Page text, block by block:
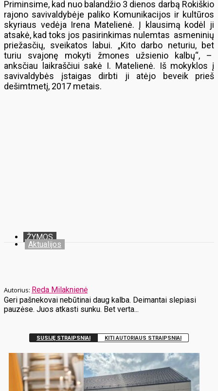
Priminsime, kad nuo balandžio 3 dienos darbą Rokiškio
rajono savivaldybėje paliko Komunikacijos ir kultūros
skyriaus vedėja Irena Matelienė. Į klausimą kodėl ji
atsakė, kad toks jos pasirinkimas nulemtas asmeninių
priežasčių, sveikatos labui. „Kito darbo neturiu, bet
turiu svajonę mokyti žmones užsienio kalbų“, –
anksčiau laikraščiui sakė I. Matelienė. Iš mokyklos į
savivaldybės įstaigas dirbti ji atėjo beveik prieš
dešimtmetį, 2017 metais.
ŽYMOS
Aktualijos
Reda Milaknienė
Geri pašnekovai nebūtinai daug kalba. Deimantai slepiasi
pauzėse. Juos atkasti sunku. Bet verta...
SUSIJĘ STRAIPSNIAI KITI AUTORIAUS STRAIPSNIAI